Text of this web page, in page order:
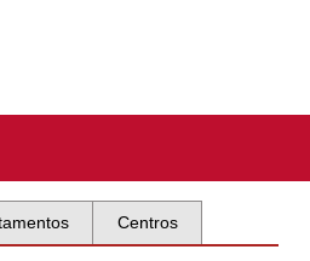
Centros